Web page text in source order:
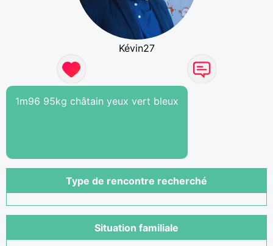
Kévin27
1m96 95kg châtain yeux vert bleux
Type de rencontre recherché
Situation familiale